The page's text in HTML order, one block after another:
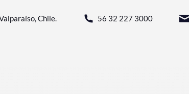
Chile. 56 32 227 3000